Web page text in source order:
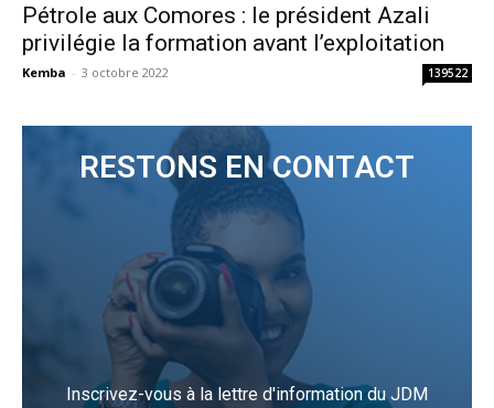
Pétrole aux Comores : le président Azali
privilégie la formation avant l’exploitation
Kemba - 3 octobre 2022 139522
RESTONS EN CONTACT
Inscrivez-vous à la lettre d'information du JDM